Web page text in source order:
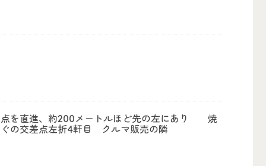
を直進、約200メートルほど先の左にあり 焼
の交差点左折4軒目 クルマ販売の隣